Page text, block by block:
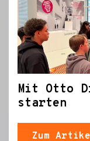
Mit Otto
starten
Zum